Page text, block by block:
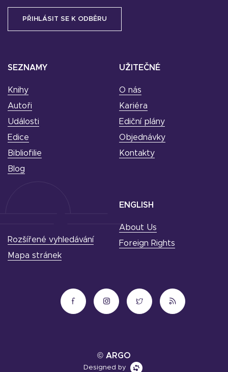
SEZNAMY
Knihy
Autoři
Události
Edice
Bibliofilie
Blog
UŽITEČNÉ
O nás
Kariéra
Ediční plány
Objednávky
Kontakty
ENGLISH
About Us
Foreign Rights
Rozšířené vyhledávání
Mapa stránek
© ARGO
Designed by